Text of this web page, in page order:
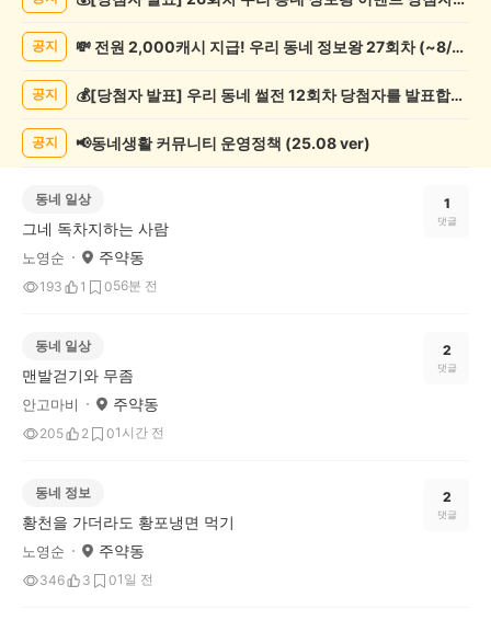
공지 💸 전원 2,000캐시 지급! 우리 동네 정보왕 27회차 (~8/10)
공지 💰[당첨자 발표] 우리 동네 썰전 12회차 당첨자를 발표합니다!
공지 📢동네생활 커뮤니티 운영정책 (25.08 ver)
동네 일상
그네 독차지하는 사람
노영순 주약동
193 1 056분 전
1
댓글
동네 일상
맨발걷기와 무좀
안고마비 주약동
205 2 01시간 전
2
댓글
동네 정보
황천을 가더라도 황포냉면 먹기
노영순 주약동
346 3 01일 전
2
댓글